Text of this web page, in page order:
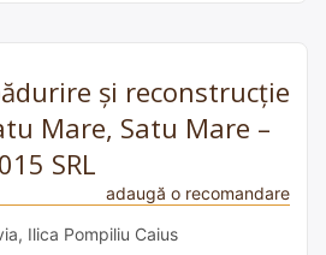
și reconstrucție
Mare, Satu Mare –
SRL
adaugă o recomandare
Ilica Pompiliu Caius